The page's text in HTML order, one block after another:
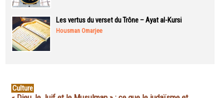
Les vertus du verset du Trône – Ayat al-Kursi
Housman Omarjee
Culture